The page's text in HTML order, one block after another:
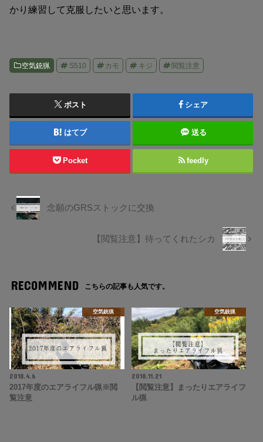
かり練習して克服したいと思います。
空気銃猟 S510 カモ キジ 閲覧注意
ポスト シェア
はてブ 送る
Pocket feedly
念願のGRSストックに交換
【閲覧注意】待ってくれたシカ
RECOMMEND こちらの記事も人気です。
空気銃猟
2018.4.6
2017年度のエアライフル猟※閲
覧注意
空気銃猟
2018.11.21
【閲覧注意】まったりエアライフ
ル猟